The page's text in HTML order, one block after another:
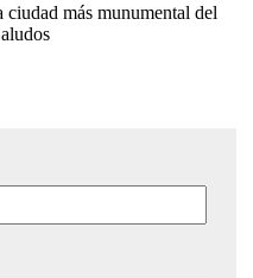
más munumental del